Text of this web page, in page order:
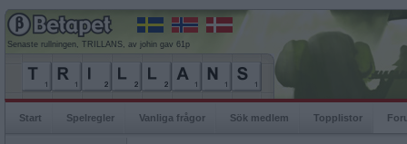
Senaste rullningen, TRILLANS, av johin gav 61p
Start Spelregler Vanliga frågor Sök medlem Topplistor